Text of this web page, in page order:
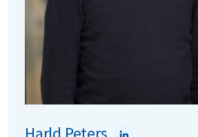
MyRenewi